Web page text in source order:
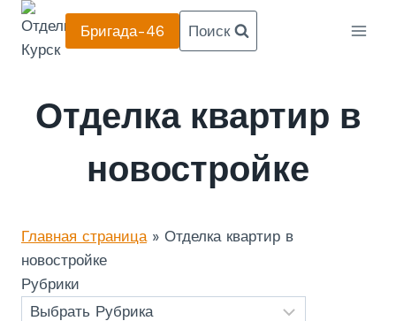
Перейти
содержанию
Бригада-46 Поиск
Отделка квартир в
новостройке
Главная страница» Отделка квартир в
новостройке
Рубрики